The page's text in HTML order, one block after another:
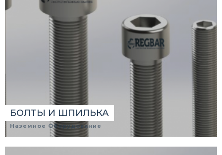
БОЛТЫ И ШПИЛЬКА
Наземное Оборудование